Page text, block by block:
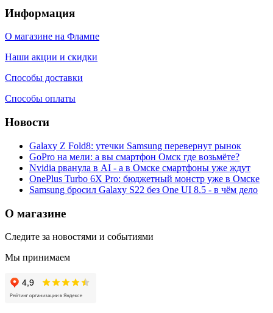
Информация
О магазине на Флампе
Наши акции и скидки
Способы доставки
Способы оплаты
Новости
Galaxy Z Fold8: утечки Samsung перевернут рынок
GoPro на мели: а вы смартфон Омск где возьмёте?
Nvidia рванула в AI - а в Омске смартфоны уже ждут
OnePlus Turbo 6X Pro: бюджетный монстр уже в Омске
Samsung бросил Galaxy S22 без One UI 8.5 - в чём дело
О магазине
Следите за новостями и событиями
Мы принимаем